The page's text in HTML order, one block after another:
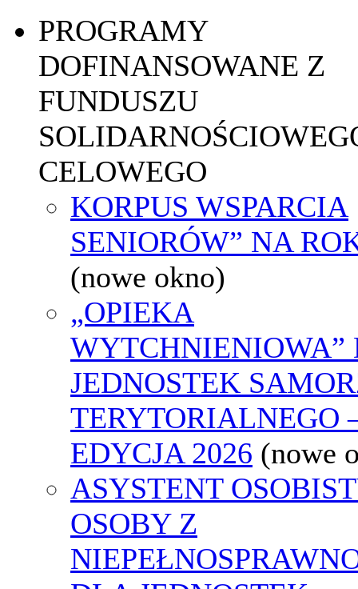
PROGRAMY
DOFINANSOWANE Z
FUNDUSZU
CELOWEGO
KORPUS WSPARCIA
SENIORÓW” NA
(nowe okno)
„OPIEKA
WYTCHNIENIOWA”
JEDNOSTEK
TERYTORIALNEGO
EDYCJA 2026 (nowe
ASYSTENT
OSOBY Z